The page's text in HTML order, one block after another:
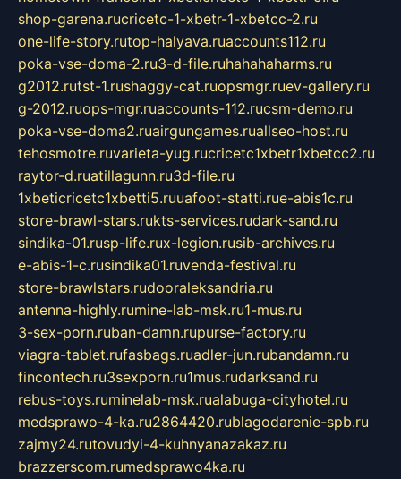
shop-garena.rucricetc-1-xbetr-1-xbetcc-2.ru
one-life-story.rutop-halyava.ruaccounts112.ru
poka-vse-doma-2.ru3-d-file.ruhahahaharms.ru
g2012.rutst-1.rushaggy-cat.ruopsmgr.ruev-gallery.ru
g-2012.ruops-mgr.ruaccounts-112.rucsm-demo.ru
poka-vse-doma2.ruairgungames.ruallseo-host.ru
tehosmotre.ruvarieta-yug.rucricetc1xbetr1xbetcc2.ru
raytor-d.ruatillagunn.ru3d-file.ru
1xbeticricetc1xbetti5.ruuafoot-statti.rue-abis1c.ru
store-brawl-stars.rukts-services.rudark-sand.ru
sindika-01.rusp-life.rux-legion.rusib-archives.ru
e-abis-1-c.rusindika01.ruvenda-festival.ru
store-brawlstars.rudooraleksandria.ru
antenna-highly.rumine-lab-msk.ru1-mus.ru
3-sex-porn.ruban-damn.rupurse-factory.ru
viagra-tablet.rufasbags.ruadler-jun.rubandamn.ru
fincontech.ru3sexporn.ru1mus.rudarksand.ru
rebus-toys.ruminelab-msk.rualabuga-cityhotel.ru
medsprawo-4-ka.ru2864420.rublagodarenie-spb.ru
zajmy24.rutovudyi-4-kuhnyanazakaz.ru
brazzerscom.rumedsprawo4ka.ru